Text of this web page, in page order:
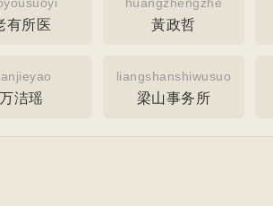
有所医 黃政哲
万洁瑶
liangshanshiwusuo
梁山事务所